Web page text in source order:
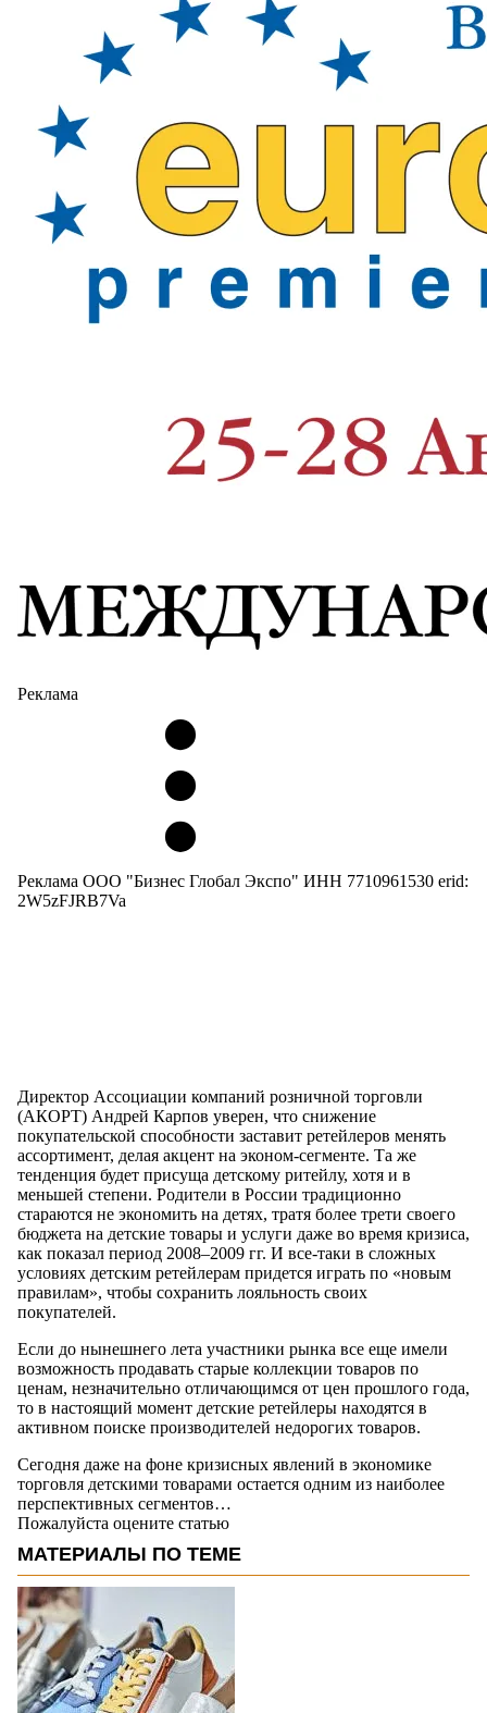
Реклама
Реклама ООО "Бизнес Глобал Экспо" ИНН 7710961530 erid:
2W5zFJRB7Va
Директор Ассоциации компаний розничной торговли
(АКОРТ) Андрей Карпов уверен, что снижение
покупательской способности заставит ретейлеров менять
ассортимент, делая акцент на эконом-сегменте. Та же
тенденция будет присуща детскому ритейлу, хотя и в
меньшей степени. Родители в России традиционно
стараются не экономить на детях, тратя более трети своего
бюджета на детские товары и услуги даже во время кризиса,
как показал период 2008–2009 гг. И все-таки в сложных
условиях детским ретейлерам придется играть по «новым
правилам», чтобы сохранить лояльность своих
покупателей.
Если до нынешнего лета участники рынка все еще имели
возможность продавать старые коллекции товаров по
ценам, незначительно отличающимся от цен прошлого года,
то в настоящий момент детские ретейлеры находятся в
активном поиске производителей недорогих товаров.
Сегодня даже на фоне кризисных явлений в экономике
торговля детскими товарами остается одним из наиболее
перспективных сегментов…
Пожалуйста оцените статью
МАТЕРИАЛЫ ПО ТЕМЕ